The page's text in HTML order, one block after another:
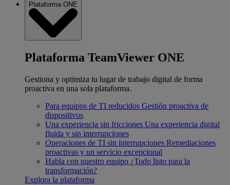
Plataforma ONE
Plataforma TeamViewer ONE
Gestiona y optimiza tu lugar de trabajo digital de forma
proactiva en una sola plataforma.
Para equipos de TI reducidos Gestión proactiva de
dispositivos
Una experiencia sin fricciones Una experiencia digital
fluida y sin interrupciones
Operaciones de TI sin interrupciones Remediaciones
proactivas y un servicio excepcional
Habla con nuestro equipo ¿Todo listo para la
transformación?
Explora la plataforma